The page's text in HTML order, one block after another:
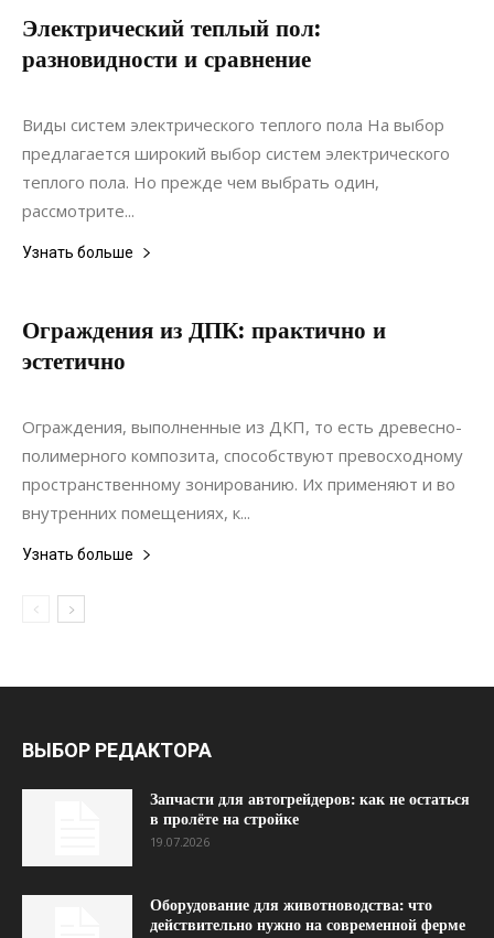
Электрический теплый пол:
разновидности и сравнение
24.03.2021
Виды систем электрического теплого пола На выбор
предлагается широкий выбор систем электрического
теплого пола. Но прежде чем выбрать один,
рассмотрите...
Узнать больше
Ограждения из ДПК: практично и
эстетично
25.08.2020
Ограждения, выполненные из ДКП, то есть древесно-
полимерного композита, способствуют превосходному
пространственному зонированию. Их применяют и во
внутренних помещениях, к...
Узнать больше
ВЫБОР РЕДАКТОРА
Запчасти для автогрейдеров: как не остаться
в пролёте на стройке
19.07.2026
Оборудование для животноводства: что
действительно нужно на современной ферме